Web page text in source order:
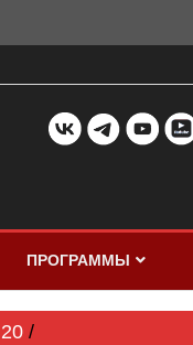
ПРОГРАММЫ
20